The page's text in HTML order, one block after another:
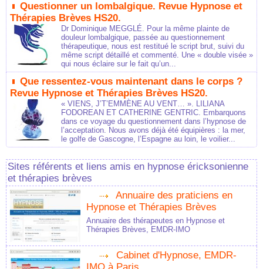
Questionner un lombalgique. Revue Hypnose et
Thérapies Brèves HS20.
Dr Dominique MEGGLÉ. Pour la même plainte de
douleur lombalgique, passée au questionnement
thérapeutique, nous est restitué le script brut, suivi du
même script détaillé et commenté. Une « double visée »
qui nous éclaire sur le fait qu’un...
Que ressentez-vous maintenant dans le corps ?
Revue Hypnose et Thérapies Brèves HS20.
« VIENS, J’T’EMMÈNE AU VENT… ». LILIANA
FODOREAN ET CATHERINE GENTRIC. Embarquons
dans ce voyage du questionnement dans l’hypnose de
l’acceptation. Nous avons déjà été équipières : la mer,
le golfe de Gascogne, l’Espagne au loin, le voilier...
Sites référents et liens amis en hypnose éricksonienne
et thérapies brèves
Annuaire des praticiens en
Hypnose et Thérapies Brèves
Annuaire des thérapeutes en Hypnose et
Thérapies Brèves, EMDR-IMO
Cabinet d'Hypnose, EMDR-